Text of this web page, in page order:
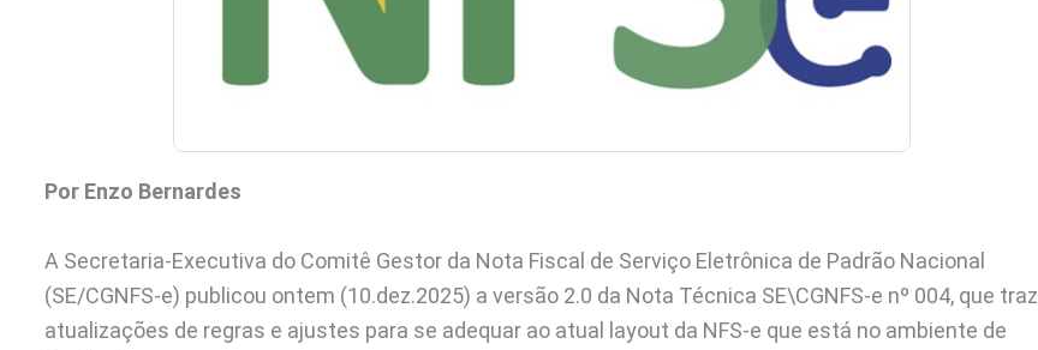
Por Enzo Bernardes
A Secretaria-Executiva do Comitê Gestor da Nota Fiscal de Serviço Eletrônica de Padrão Nacional
(SE/CGNFS-e) publicou ontem (10.dez.2025) a versão 2.0 da Nota Técnica SE\CGNFS-e nº 004, que traz
atualizações de regras e ajustes para se adequar ao atual layout da NFS-e que está no ambiente de